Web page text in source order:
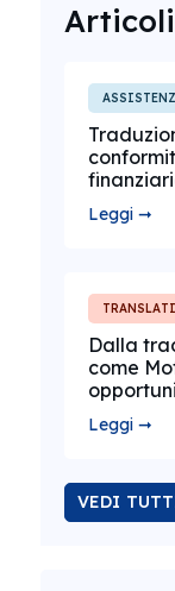
Leggi ➞
Dalla
come
Leggi ➞
VEDI